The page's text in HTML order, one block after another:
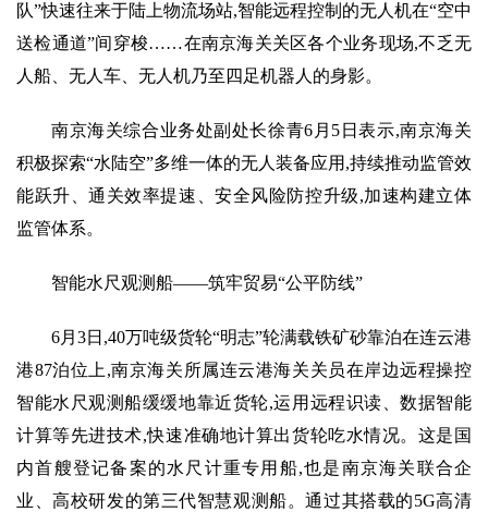
队”快速往来于陆上物流场站,智能远程控制的无人机在“空中
送检通道”间穿梭……在南京海关关区各个业务现场,不乏无
人船、无人车、无人机乃至四足机器人的身影。
南京海关综合业务处副处长徐青6月5日表示,南京海关
积极探索“水陆空”多维一体的无人装备应用,持续推动监管效
能跃升、通关效率提速、安全风险防控升级,加速构建立体
监管体系。
智能水尺观测船——筑牢贸易“公平防线”
6月3日,40万吨级货轮“明志”轮满载铁矿砂靠泊在连云港
港87泊位上,南京海关所属连云港海关关员在岸边远程操控
智能水尺观测船缓缓地靠近货轮,运用远程识读、数据智能
计算等先进技术,快速准确地计算出货轮吃水情况。这是国
内首艘登记备案的水尺计重专用船,也是南京海关联合企
业、高校研发的第三代智慧观测船。通过其搭载的5G高清